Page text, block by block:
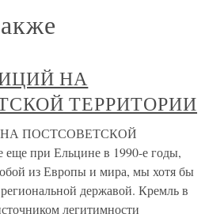
НА
ТЕРРИТОРИИ
ПОСТСОВЕТСКОЙ
при Ельцине в 1990-е годы,
из Европы и мира, мы хотя бы
державой. Кремль в
легитимности